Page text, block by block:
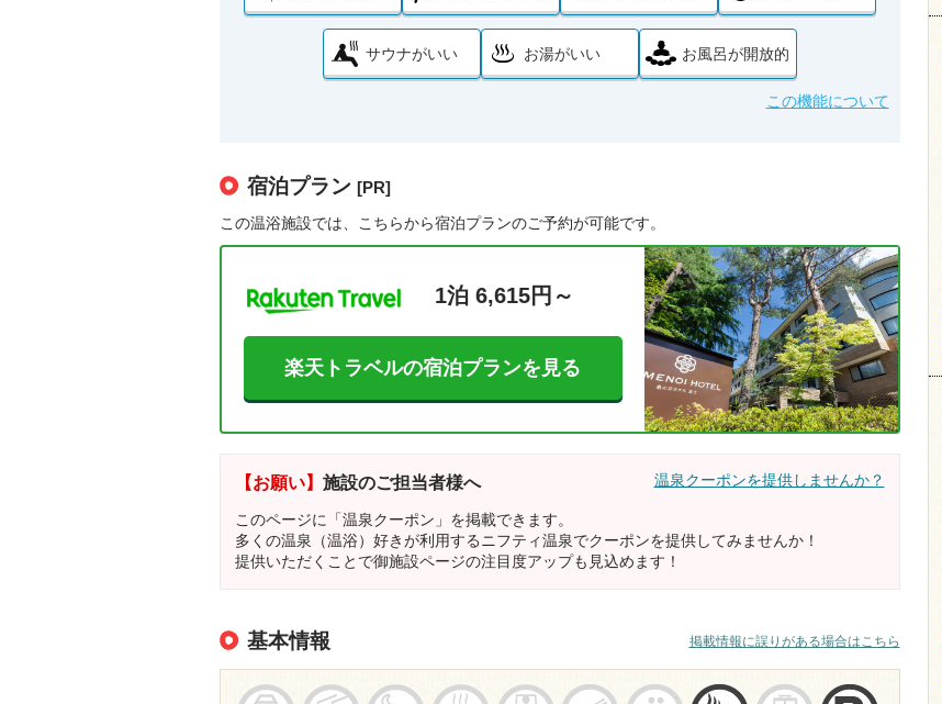
サウナがいい お湯がいい お風呂が開放的
この機能について
宿泊プラン [PR]
この温浴施設では、こちらから宿泊プランのご予約が可能です。
1泊 6,615円～
楽天トラベルの宿泊プランを見る
【お願い】 施設のご担当者様へ 温泉クーポンを提供しませんか？
このページに「温泉クーポン」を掲載できます。
多くの温泉（温浴）好きが利用するニフティ温泉でクーポンを提供してみませんか！
提供いただくことで御施設ページの注目度アップも見込めます！
基本情報 掲載情報に誤りがある場合はこちら